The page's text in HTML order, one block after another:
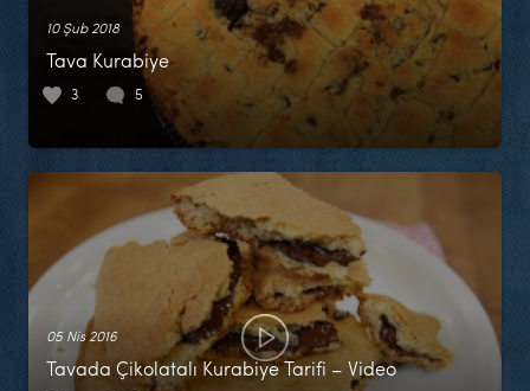
10 Şub 2018
Tava Kurabiye
3 5
05 Nis 2016
Tavada Çikolatalı Kurabiye Tarifi – Video